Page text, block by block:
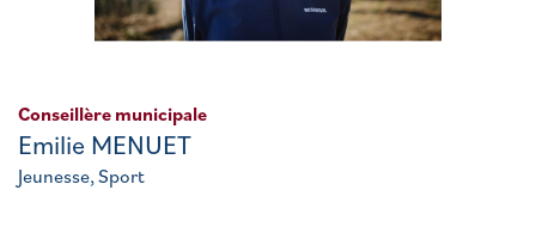
Conseillère municipale
Emilie MENUET
Jeunesse, Sport